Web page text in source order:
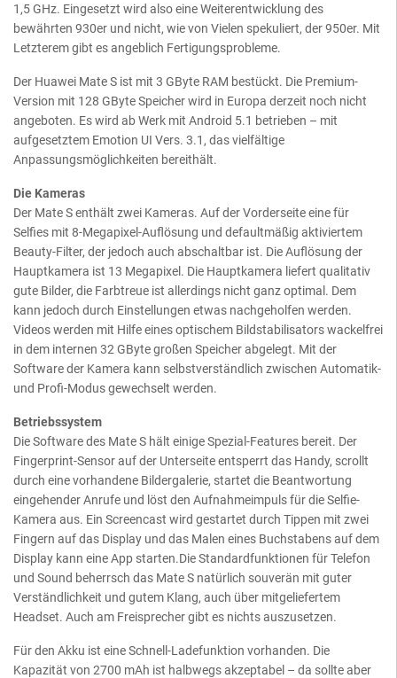
1,5 GHz. Eingesetzt wird also eine Weiterentwicklung des
bewährten 930er und nicht, wie von Vielen spekuliert, der 950er. Mit
Letzterem gibt es angeblich Fertigungsprobleme.
Der Huawei Mate S ist mit 3 GByte RAM bestückt. Die Premium-
Version mit 128 GByte Speicher wird in Europa derzeit noch nicht
angeboten. Es wird ab Werk mit Android 5.1 betrieben – mit
aufgesetztem Emotion UI Vers. 3.1, das vielfältige
Anpassungsmöglichkeiten bereithält.
Die Kameras
Der Mate S enthält zwei Kameras. Auf der Vorderseite eine für
Selfies mit 8-Megapixel-Auflösung und defaultmäßig aktiviertem
Beauty-Filter, der jedoch auch abschaltbar ist. Die Auflösung der
Hauptkamera ist 13 Megapixel. Die Hauptkamera liefert qualitativ
gute Bilder, die Farbtreue ist allerdings nicht ganz optimal. Dem
kann jedoch durch Einstellungen etwas nachgeholfen werden.
Videos werden mit Hilfe eines optischem Bildstabilisators wackelfrei
in dem internen 32 GByte großen Speicher abgelegt. Mit der
Software der Kamera kann selbstverständlich zwischen Automatik-
und Profi-Modus gewechselt werden.
Betriebssystem
Die Software des Mate S hält einige Spezial-Features bereit. Der
Fingerprint-Sensor auf der Unterseite entsperrt das Handy, scrollt
durch eine vorhandene Bildergalerie, startet die Beantwortung
eingehender Anrufe und löst den Aufnahmeimpuls für die Selfie-
Kamera aus. Ein Screencast wird gestartet durch Tippen mit zwei
Fingern auf das Display und das Malen eines Buchstabens auf dem
Display kann eine App starten.Die Standardfunktionen für Telefon
und Sound beherrsch das Mate S natürlich souverän mit guter
Verständlichkeit und gutem Klang, auch über mitgeliefertem
Headset. Auch am Freisprecher gibt es nichts auszusetzen.
Für den Akku ist eine Schnell-Ladefunktion vorhanden. Die
Kapazität von 2700 mAh ist halbwegs akzeptabel – da sollte aber